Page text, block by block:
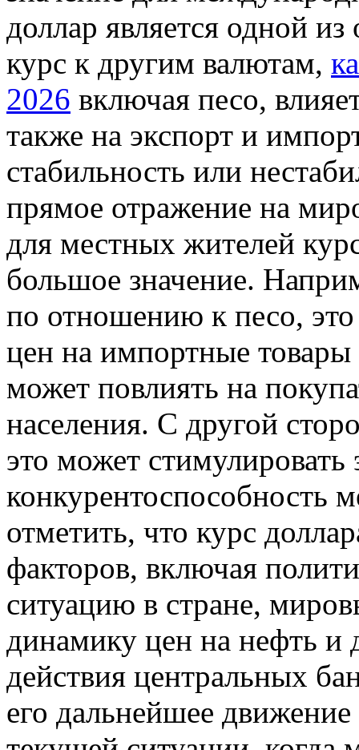
доллар является одной
курс к другим валютам,
2026 включая песо,
также на экспорт и
стабильность или
прямое отражение на
для местных жителей
большое значение.
по отношению к песо,
цен на импортные
может повлиять на
населения. С другой
это может
конкурентоспособность
отметить, что курс
факторов, включая
ситуацию в стране,
динамику цен на нефть и
действия центральных
его дальнейшее